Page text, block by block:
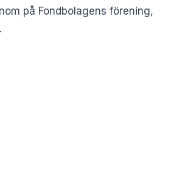
på Fondbolagens förening,